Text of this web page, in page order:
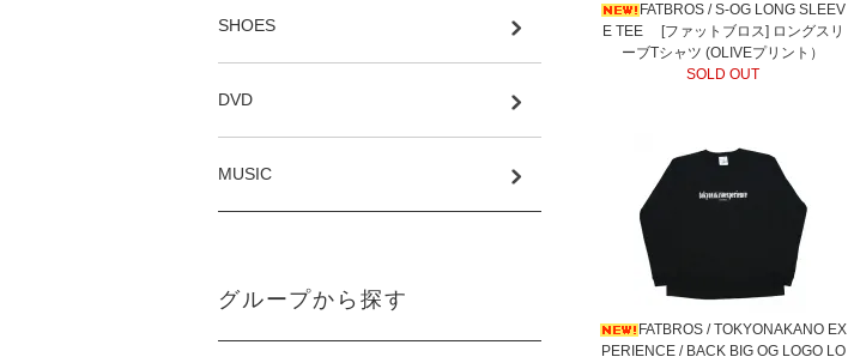
FATBROS / S-OG LONG SLEEV
E TEE [ファットブロス] ロングスリ
ーブTシャツ (OLIVEプリント）
SOLD OUT
FATBROS / TOKYONAKANO EX
PERIENCE / BACK BIG OG LOGO LO
SHOES
DVD
MUSIC
グループから探す